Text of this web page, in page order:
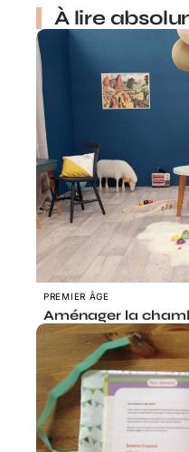
À lire
PREMIER ÂGE
Aménager la